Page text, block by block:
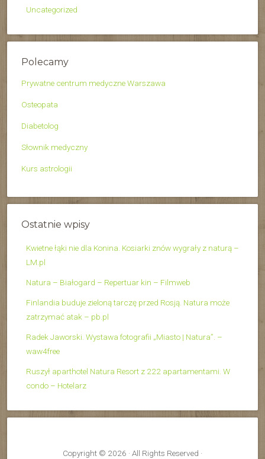
Uncategorized
Polecamy
Prywatne centrum medyczne Warszawa
Osteopata
Diabetolog
Słownik medyczny
Kurs astrologii
Ostatnie wpisy
Kwietne łąki nie dla Konina. Kosiarki znów wygrały z naturą –
LM.pl
Natura – Białogard – Repertuar kin – Filmweb
Finlandia buduje zieloną tarczę przed Rosją. Natura może
zatrzymać atak – pb.pl
Radek Jaworski. Wystawa fotografii „Miasto | Natura”. –
waw4free
Ruszył aparthotel Natura Resort z 222 apartamentami. W
condo – Hotelarz
Copyright © 2026 · All Rights Reserved ·